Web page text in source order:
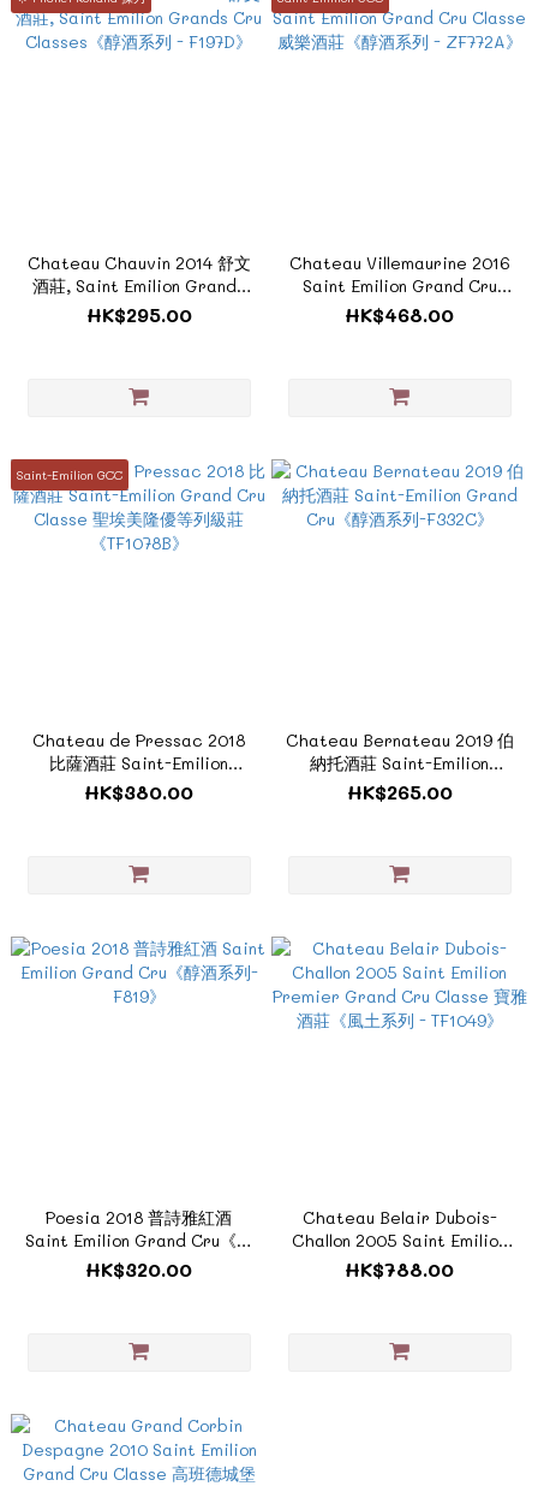
Chateau Chauvin 2014 舒文
酒莊, Saint Emilion Grands
Cru Classes《醇酒系列 -
F197D》
HK$295.00
Chateau Villemaurine 2016
Saint Emilion Grand Cru
Classe 威樂酒莊《醇酒系列 -
ZF772A》
HK$468.00
Saint-Emilion GCC
Chateau de Pressac 2018
比薩酒莊 Saint-Emilion
Grand Cru Classe 聖埃美隆優
等列級莊 《TF1078B》
HK$380.00
Chateau Bernateau 2019 伯
納托酒莊 Saint-Emilion
Grand Cru《醇酒系列-
F332C》
HK$265.00
Poesia 2018 普詩雅紅酒
Saint Emilion Grand Cru《醇
酒系列-F819》
HK$320.00
Chateau Belair Dubois-
Challon 2005 Saint Emilion
Premier Grand Cru Classe
寶雅酒莊《風土系列 -
HK$788.00